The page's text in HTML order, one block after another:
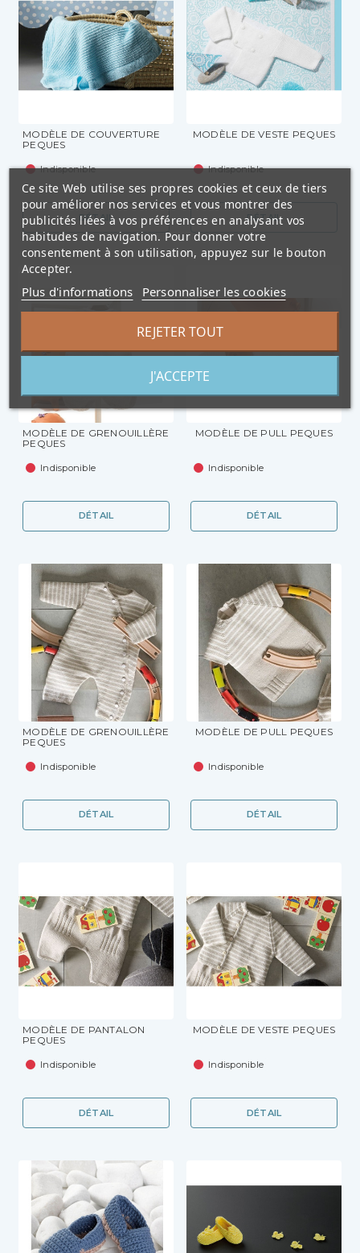
MODÈLE DE COUVERTURE
PEQUES
Indisponible
DÉTAIL
MODÈLE DE VESTE PEQUES
Indisponible
DÉTAIL
MODÈLE DE GRENOUILLÈRE
PEQUES
Indisponible
DÉTAIL
MODÈLE DE PULL PEQUES
Indisponible
DÉTAIL
MODÈLE DE GRENOUILLÈRE
PEQUES
Indisponible
DÉTAIL
MODÈLE DE PULL PEQUES
Indisponible
DÉTAIL
MODÈLE DE PANTALON
PEQUES
Indisponible
DÉTAIL
MODÈLE DE VESTE PEQUES
Indisponible
DÉTAIL
Ce site Web utilise ses propres cookies et ceux de tiers
pour améliorer nos services et vous montrer des
publicités liées à vos préférences en analysant vos
habitudes de navigation. Pour donner votre
consentement à son utilisation, appuyez sur le bouton
Accepter.
Plus d'informations Personnaliser les cookies
REJETER TOUT
J'ACCEPTE